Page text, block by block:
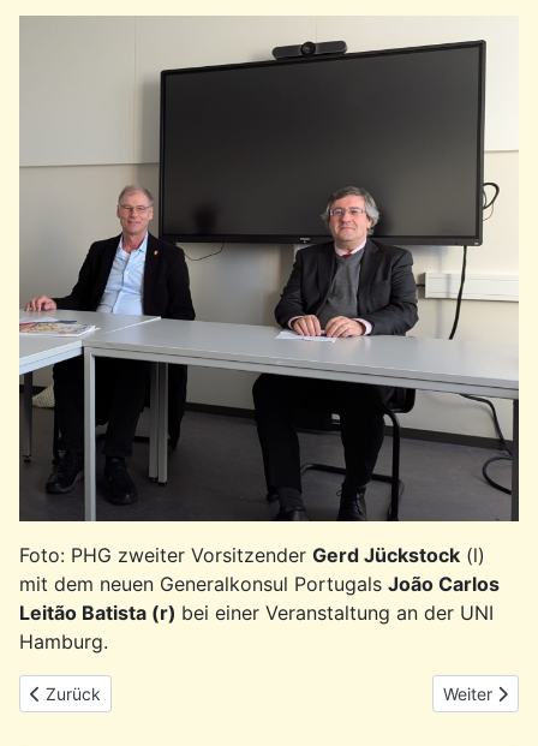
Foto: PHG zweiter Vorsitzender Gerd Jückstock (l)
mit dem neuen Generalkonsul Portugals João Carlos
Leitão Batista (r) bei einer Veranstaltung an der UNI
Hamburg.
Vorheriger Beitrag: Spendenanfrage aus Lissabon
Zurück Nächster
Weiter